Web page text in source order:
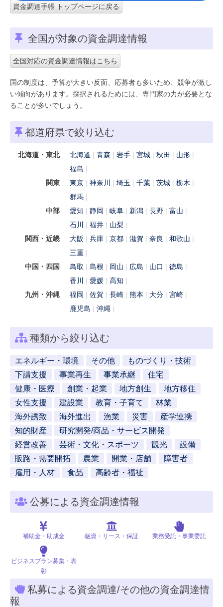
資金調達手帳 トップページに戻る
全国が対象の資金調達情報
全国対応の資金調達情報はこちら
国の制度は、予算が大きい反面、応募者も多いため、競争が激し
い傾向があります。採択されるためには、専門家の力が必要とな
ることが多いでしょう。
都道府県で絞り込む
北海道・東北 北海道 青森 岩手 宮城 秋田
山形
福島
関東
東京 神奈川 埼玉 千葉 茨城
栃木
群馬
中部
愛知 静岡 岐阜 新潟 長野
富山
石川
福井
山梨
関西・近畿
大阪 兵庫 京都 滋賀 奈良
和歌山
三重
中国・四国
鳥取 島根 岡山 広島 山口
徳島
香川
愛媛
高知
九州・沖縄
福岡 佐賀 長崎 熊本 大分
宮崎
鹿児島
沖縄
種類から絞り込む
エネルギー・環境 その他
ものづくり・技術
下請支援
事業再生 事業承継
住宅
健康・医療
創業・起業 地方創生
地方移住
女性支援
建設業 教育・子育て
林業
海外誘致
海外進出 漁業 災害
産学連携
知的財産
研究開発/商品・サービス開発
経営改善
芸術・文化・スポーツ 観光
設備
販路・需要開拓
農業 開業・店舗
障害者
雇用・人材
食品 高齢者・福祉
公募による資金調達情報
補助金・助成金 融資・リース・保証 業務受託・事業委託
ビジネスプラン募集・表
彰
私募による資金調達/その他の資金調達情
報